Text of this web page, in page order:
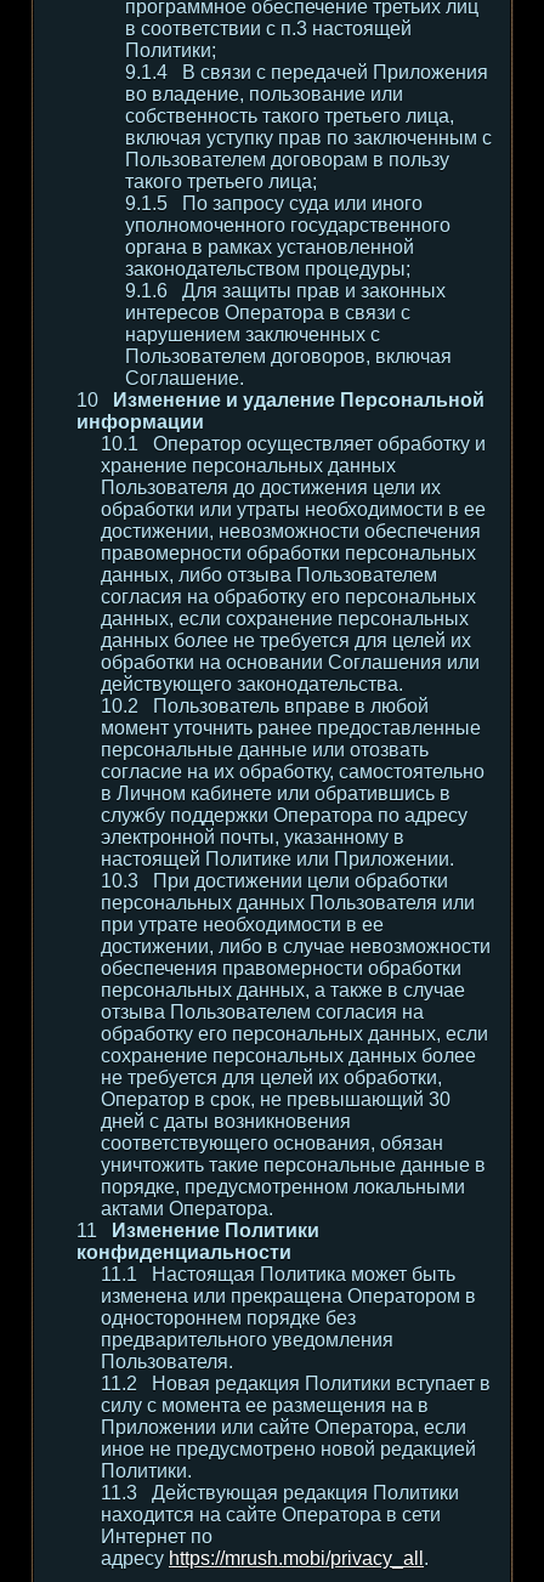
программное обеспечение третьих лиц
в соответствии с п.3 настоящей
Политики;
В связи с передачей Приложения
во владение, пользование или
собственность такого третьего лица,
включая уступку прав по заключенным с
Пользователем договорам в пользу
такого третьего лица;
По запросу суда или иного
уполномоченного государственного
органа в рамках установленной
законодательством процедуры;
Для защиты прав и законных
интересов Оператора в связи с
нарушением заключенных с
Пользователем договоров, включая
Соглашение.
Изменение и удаление Персональной
информации
Оператор осуществляет обработку и
хранение персональных данных
Пользователя до достижения цели их
обработки или утраты необходимости в ее
достижении, невозможности обеспечения
правомерности обработки персональных
данных, либо отзыва Пользователем
согласия на обработку его персональных
данных, если сохранение персональных
данных более не требуется для целей их
обработки на основании Соглашения или
действующего законодательства.
Пользователь вправе в любой
момент уточнить ранее предоставленные
персональные данные или отозвать
согласие на их обработку, самостоятельно
в Личном кабинете или обратившись в
службу поддержки Оператора по адресу
электронной почты, указанному в
настоящей Политике или Приложении.
При достижении цели обработки
персональных данных Пользователя или
при утрате необходимости в ее
достижении, либо в случае невозможности
обеспечения правомерности обработки
персональных данных, а также в случае
отзыва Пользователем согласия на
обработку его персональных данных, если
сохранение персональных данных более
не требуется для целей их обработки,
Оператор в срок, не превышающий 30
дней с даты возникновения
соответствующего основания, обязан
уничтожить такие персональные данные в
порядке, предусмотренном локальными
актами Оператора.
Изменение Политики
конфиденциальности
Настоящая Политика может быть
изменена или прекращена Оператором в
одностороннем порядке без
предварительного уведомления
Пользователя.
Новая редакция Политики вступает в
силу с момента ее размещения на в
Приложении или сайте Оператора, если
иное не предусмотрено новой редакцией
Политики.
Действующая редакция Политики
находится на сайте Оператора в сети
Интернет по
адресу https://mrush.mobi/privacy_all .